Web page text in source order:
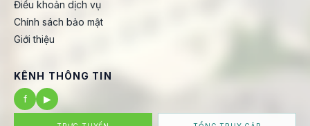
Điều khoản dịch vụ
Chính sách bảo mật
Giới thiệu
KÊNH THÔNG TIN
f
▶